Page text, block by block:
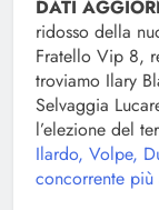
DATI
ridosso della
Fratello Vip 8,
troviamo Ilary
Selvaggia
l’elezione del
Ilardo, Volpe,
concorrente